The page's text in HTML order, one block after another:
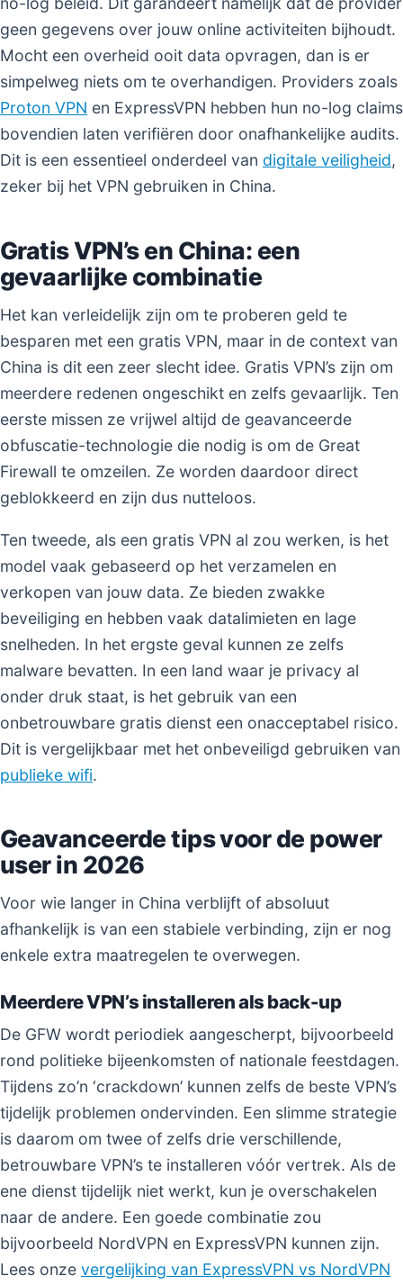
geen gegevens over jouw online activiteiten bijhoudt.
Mocht een overheid ooit data opvragen, dan is er
simpelweg niets om te overhandigen. Providers zoals
Proton VPN en ExpressVPN hebben hun no-log claims
bovendien laten verifiëren door onafhankelijke audits.
Dit is een essentieel onderdeel van digitale veiligheid,
zeker bij het VPN gebruiken in China.
Gratis VPN’s en China: een
gevaarlijke combinatie
Het kan verleidelijk zijn om te proberen geld te
besparen met een gratis VPN, maar in de context van
China is dit een zeer slecht idee. Gratis VPN’s zijn om
meerdere redenen ongeschikt en zelfs gevaarlijk. Ten
eerste missen ze vrijwel altijd de geavanceerde
obfuscatie-technologie die nodig is om de Great
Firewall te omzeilen. Ze worden daardoor direct
geblokkeerd en zijn dus nutteloos.
Ten tweede, als een gratis VPN al zou werken, is het
model vaak gebaseerd op het verzamelen en
verkopen van jouw data. Ze bieden zwakke
beveiliging en hebben vaak datalimieten en lage
snelheden. In het ergste geval kunnen ze zelfs
malware bevatten. In een land waar je privacy al
onder druk staat, is het gebruik van een
onbetrouwbare gratis dienst een onacceptabel risico.
Dit is vergelijkbaar met het onbeveiligd gebruiken van
publieke wifi.
Geavanceerde tips voor de power
user in 2026
Voor wie langer in China verblijft of absoluut
afhankelijk is van een stabiele verbinding, zijn er nog
enkele extra maatregelen te overwegen.
Meerdere VPN’s installeren als back-up
De GFW wordt periodiek aangescherpt, bijvoorbeeld
rond politieke bijeenkomsten of nationale feestdagen.
Tijdens zo’n ‘crackdown’ kunnen zelfs de beste VPN’s
tijdelijk problemen ondervinden. Een slimme strategie
is daarom om twee of zelfs drie verschillende,
betrouwbare VPN’s te installeren vóór vertrek. Als de
ene dienst tijdelijk niet werkt, kun je overschakelen
naar de andere. Een goede combinatie zou
bijvoorbeeld NordVPN en ExpressVPN kunnen zijn.
Lees onze vergelijking van ExpressVPN vs NordVPN